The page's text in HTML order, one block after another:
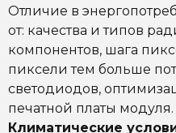
Отличие в
от: качества и типов
компонентов, шага
пиксели тем больше
светодиодов,
печатной платы модуля.
Климатические